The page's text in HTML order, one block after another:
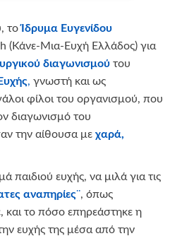
τοΊδρυμα Ευγενίδου
(Κάνε-Μια-Ευχή Ελλάδος) για
διαγωνισμού του
, γνωστή και ως
φίλοι του οργανισμού, που
διαγωνισμό του
την αίθουσα με χαρά,
παιδιού ευχής, να μιλά για τις
αναπηρίες¨, όπως
και το πόσο επηρεάστηκε η
ευχής της μέσα από την